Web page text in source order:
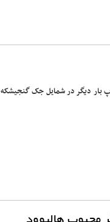
بار دیگر در شمایل جک گنجیشکه